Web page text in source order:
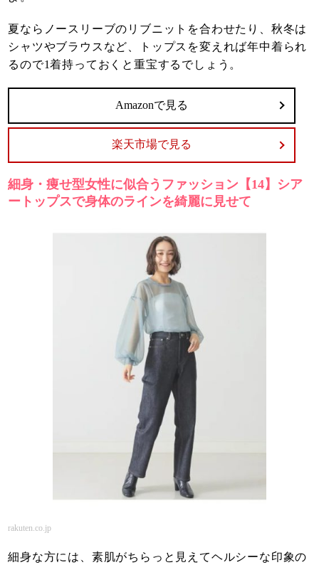
夏ならノースリーブのリブニットを合わせたり、秋冬は
シャツやブラウスなど、トップスを変えれば年中着られ
るので1着持っておくと重宝するでしょう。
Amazonで見る
楽天市場で見る
細身・痩せ型女性に似合うファッション【14】シア
ートップスで身体のラインを綺麗に見せて
rakuten.co.jp
細身な方には、素肌がちらっと見えてヘルシーな印象の